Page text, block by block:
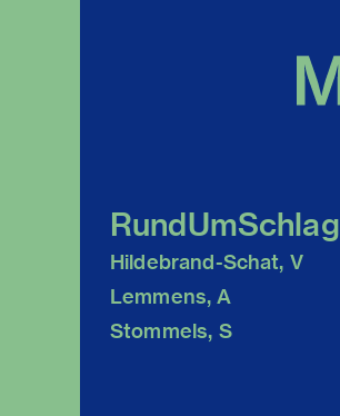
RundUmSchlag
Hildebrand-Schat, V
Lemmens, A
Stommels, S